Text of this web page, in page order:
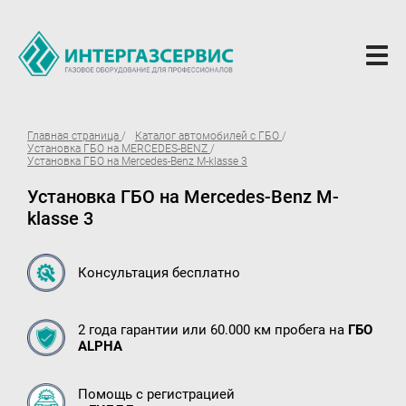
О компании
Новости
ГБО Alpha
Вопросы и ответы
Вакансии
Документы компании
Оферта
Доставка Партнерам
Главная страница
Каталог автомобилей с ГБО
Установка ГБО на MERCEDES-BENZ
Установка ГБО на Mercedes-Benz M-klasse 3
Установка ГБО на Mercedes-Benz M-
klasse 3
Консультация бесплатно
2 года гарантии или 60.000 км пробега на ГБО
ALPHA
Помощь с регистрацией